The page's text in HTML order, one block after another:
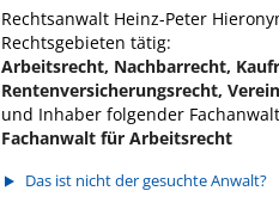
Rechtsanwalt Heinz-Peter
Rechtsgebieten tätig:
Arbeitsrecht, Nachbarrecht,
Rentenversicherungsrecht,
und Inhaber folgender
Fachanwalt für Arbeitsrecht
Das ist nicht der gesuchte Anwalt?